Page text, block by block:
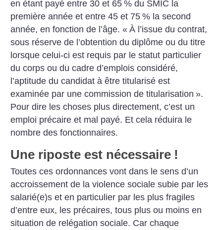
en étant payé entre 30 et 65 % du SMIC la
première année et entre 45 et 75 % la second
année, en fonction de l’âge. « À l’issue du contrat,
sous réserve de l’obtention du diplôme ou du titre
lorsque celui-ci est requis par le statut particulier
du corps ou du cadre d’emplois considéré,
l’aptitude du candidat à être titularisé est
examinée par une commission de titularisation ».
Pour dire les choses plus directement, c’est un
emploi précaire et mal payé. Et cela réduira le
nombre des fonctionnaires.
Une riposte est nécessaire !
Toutes ces ordonnances vont dans le sens d’un
accroissement de la violence sociale subie par les
salarié(e)s et en particulier par les plus fragiles
d’entre eux, les précaires, tous plus ou moins en
situation de relégation sociale. Car chaque